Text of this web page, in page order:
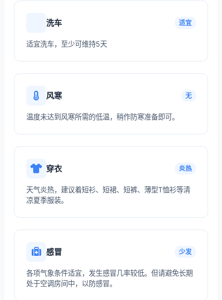
洗车 适宜
适宜洗车，至少可维持5天
风寒 无
温度未达到风寒所需的低温，稍作防寒准备即可。
穿衣 炎热
天气炎热，建议着短衫、短裙、短裤、薄型T恤衫等清
凉夏季服装。
感冒 少发
各项气象条件适宜，发生感冒几率较低。但请避免长期
处于空调房间中，以防感冒。